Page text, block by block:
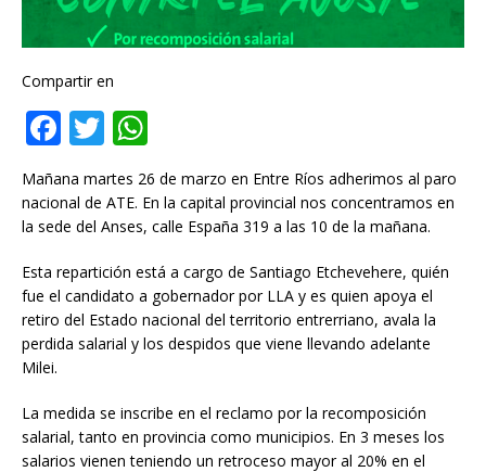
Compartir en
F
c
e
b
o
o
T
w
it
te
r
h
at
s
A
p
p
Mañana martes 26 de marzo en Entre Ríos adherimos al paro
nacional de ATE. En la capital provincial nos concentramos en
la sede del Anses, calle España 319 a las 10 de la mañana.
Esta repartición está a cargo de Santiago Etchevehere, quién
fue el candidato a gobernador por LLA y es quien apoya el
retiro del Estado nacional del territorio entrerriano, avala la
perdida salarial y los despidos que viene llevando adelante
Milei.
La medida se inscribe en el reclamo por la recomposición
salarial, tanto en provincia como municipios. En 3 meses los
salarios vienen teniendo un retroceso mayor al 20% en el